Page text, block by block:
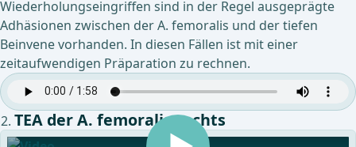
Wiederholungseingriffen sind in der Regel ausgeprägte
Adhäsionen zwischen der A. femoralis und der tiefen
Beinvene vorhanden. In diesen Fällen ist mit einer
zeitaufwendigen Präparation zu rechnen.
TEA der A. femoralis rechts